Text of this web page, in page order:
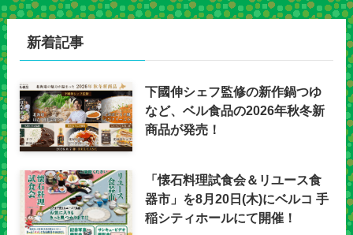
新着記事
下國伸シェフ監修の新作鍋つゆ
など、ベル食品の2026年秋冬新
商品が発売！
「懐石料理試食会＆リユース食
器市」を8月20日(木)にベルコ 手
稲シティホールにて開催！